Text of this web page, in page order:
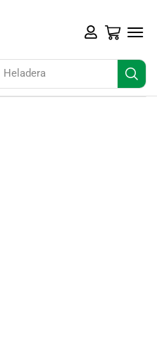
Heladera